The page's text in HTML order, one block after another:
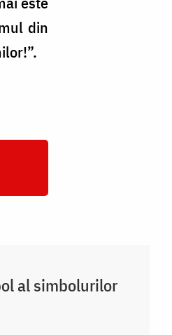
din
al simbolurilor